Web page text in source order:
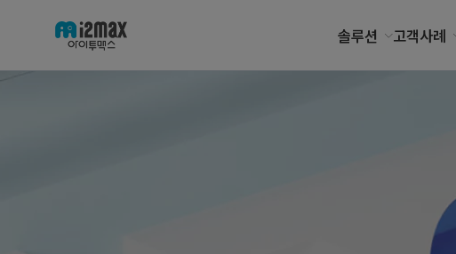
솔루션 고객사례